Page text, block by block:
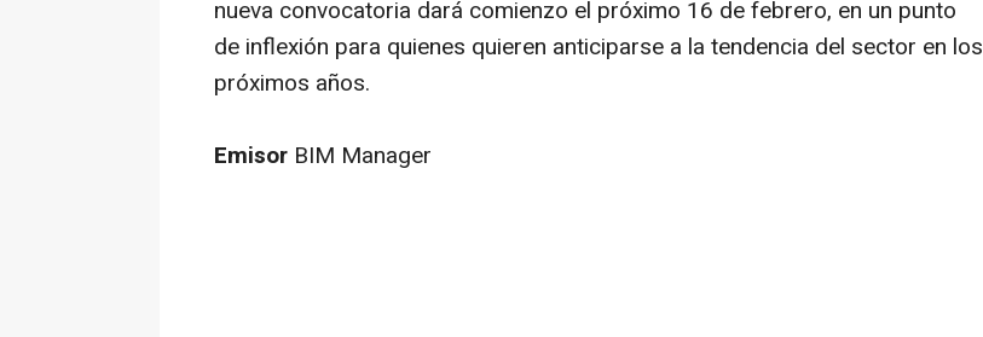
nueva convocatoria dará comienzo el próximo 16 de febrero, en un punto
de inflexión para quienes quieren anticiparse a la tendencia del sector en los
próximos años.
Emisor BIM Manager